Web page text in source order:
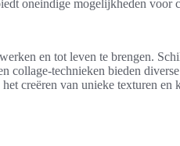
oneindige mogelijkheden voor
en tot leven te brengen.
collage-technieken bieden
creëren van unieke texturen en